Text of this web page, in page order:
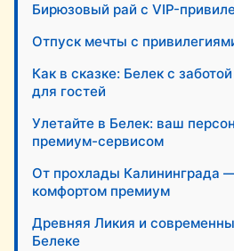
Бирюзовый рай с VIP-
Отпуск мечты с
Как в сказке: Белек с
для гостей
Улетайте в Белек: ваш
премиум-сервисом
От прохлады Калининграда
комфортом премиум
Древняя Ликия и
Белеке